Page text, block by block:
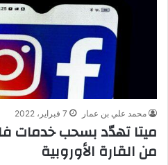
محمد علي بن عمار 7 فبراير، 2022
ميتا تهدّد بسحب خدمات
من القارة الأوروبية